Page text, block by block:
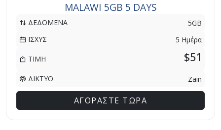
MALAWI 5GB 5 DAYS
ΔΕΔΟΜΕΝΑ
5GB
ΙΣΧΥΣ
5 Ημέρα
ΤΙΜΗ $51
ΔΙΚΤΥΟ Zain
ΑΓΟΡΑΣΤΕ ΤΩΡΑ